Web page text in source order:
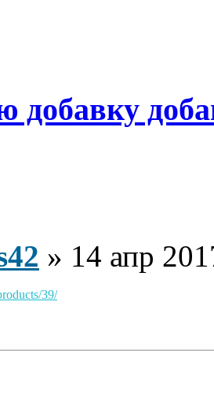
добавку
» 14 апр
39/